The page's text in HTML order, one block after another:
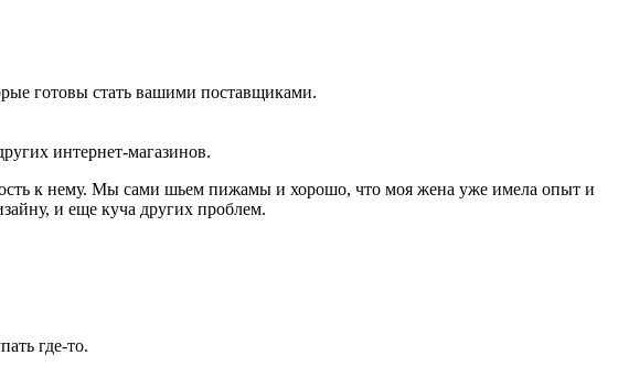
готовы стать вашими поставщиками.
интернет-магазинов.
к нему. Мы сами шьем пижамы и хорошо, что моя жена уже имела опыт и
и еще куча других проблем.
где-то.